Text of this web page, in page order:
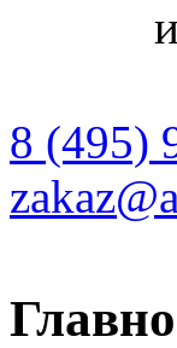
или
8 (495)